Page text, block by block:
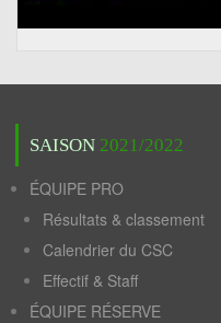
SAISON 2021/2022
ÉQUIPE PRO
Résultats & classement
Calendrier du CSC
Effectif & Staff
ÉQUIPE RÉSERVE